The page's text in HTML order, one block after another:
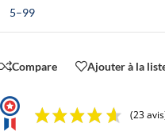
5–99
Compare Ajouter à la
(23